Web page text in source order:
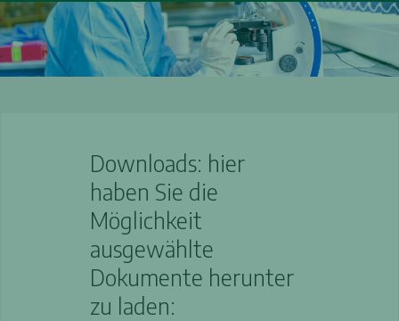
Kontakt
Downloads: hier
haben Sie die
Möglichkeit
ausgewählte
Dokumente herunter
zu laden: